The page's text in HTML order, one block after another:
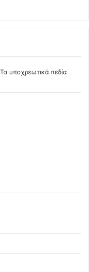
Τα υποχρεωτικά πεδία